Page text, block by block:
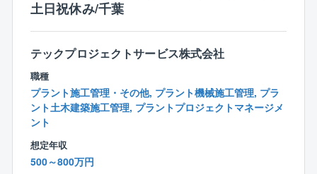
⇒解体では区画ごとではなく、1つの工事を丸ごと請負
うほか、解体工法に決まりはありません。そのため、
事例を参考にしつつも、どのように工事を進めるか0か
ら考えたり、自身の意見が反映されやすかったりと自
由度の高さが特徴です。
また、大手プラントメーカーからの元受け工事が多
く、対象建築物も大小/種類様々。脱炭素の要求が進む
中で新たな解体工法を採用したりと突き詰めがいもあ
ります。業績好調につき積極増員中のため、マネジメ
ントのポストも目指していただきやすい環境です。
土日祝休み/千葉
テックプロジェクトサービス株式会社
職種
プラント施工管理・その他, プラント機械施工管理, プラ
ント土木建築施工管理, プラントプロジェクトマネージメ
ント
想定年収
500～800万円